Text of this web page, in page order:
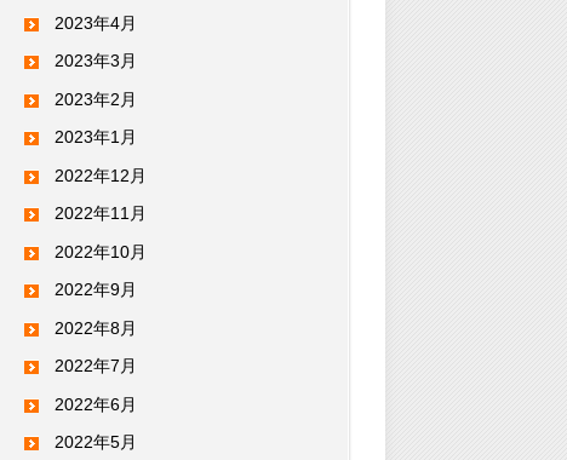
2023年4月
2023年3月
2023年2月
2023年1月
2022年12月
2022年11月
2022年10月
2022年9月
2022年8月
2022年7月
2022年6月
2022年5月